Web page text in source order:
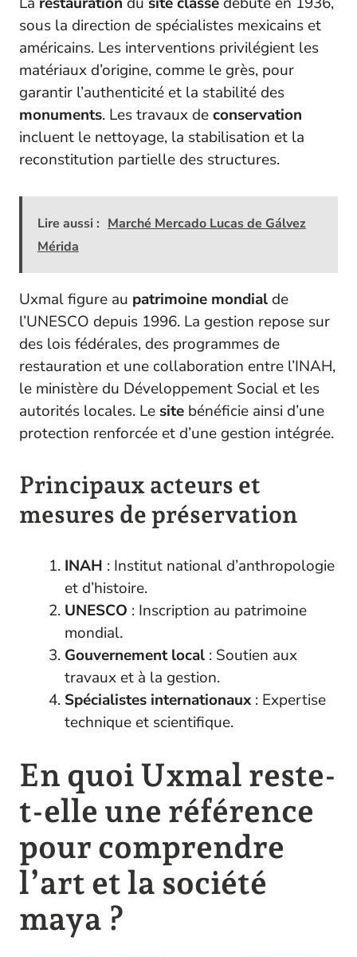
sous la direction de spécialistes mexicains et
américains. Les interventions privilégient les
matériaux d’origine, comme le grès, pour
garantir l’authenticité et la stabilité des
monuments. Les travaux deconservation
incluent le nettoyage, la stabilisation et la
reconstitution partielle des structures.
Lire aussi : Marché Mercado Lucas de Gálvez
Mérida
Uxmal figure au patrimoine mondial de
l’UNESCO depuis 1996. La gestion repose sur
des lois fédérales, des programmes de
restauration et une collaboration entre l’INAH,
le ministère du Développement Social et les
autorités locales. Le site bénéficie ainsi d’une
protection renforcée et d’une gestion intégrée.
Principaux acteurs et
mesures de préservation
INAH : Institut national d’anthropologie
et d’histoire.
UNESCO : Inscription au patrimoine
mondial.
Gouvernement local : Soutien aux
travaux et à la gestion.
Spécialistes internationaux: Expertise
technique et scientifique.
En quoi Uxmal reste-
t-elle une référence
pour comprendre
l’art et la société
maya ?